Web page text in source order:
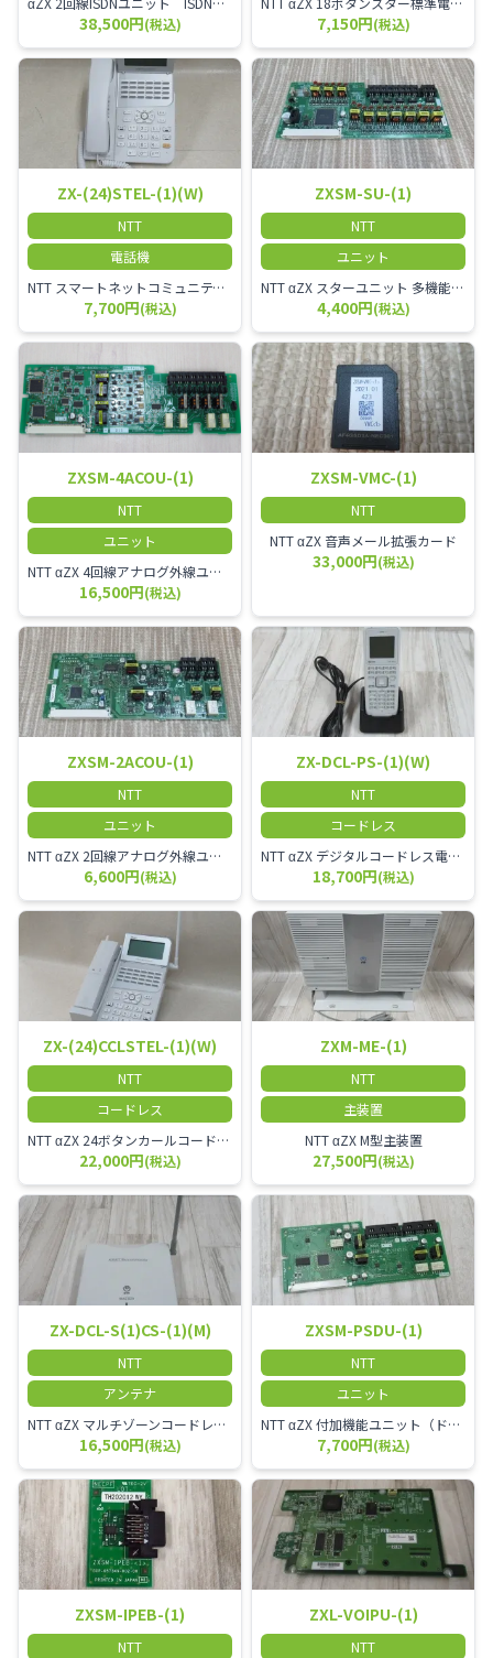
38,500円(税込) 7,150円(税込)
ZX-(24)STEL-(1)(W)
NTT
電話機
NTT スマートネットコミュニティαZX 24ボタンスター標準電話機
7,700円(税込)
ZXSM-SU-(1)
NTT
ユニット
NTT αZX スターユニット 多機能電話機ユニット
4,400円(税込)
ZXSM-4ACOU-(1)
NTT
ユニット
NTT αZX 4回線アナログ外線ユニット アナログ4ch収容ユニット
16,500円(税込)
ZXSM-VMC-(1)
NTT
NTT αZX 音声メール拡張カード
33,000円(税込)
ZXSM-2ACOU-(1)
NTT
ユニット
NTT αZX 2回線アナログ外線ユニット
6,600円(税込)
ZX-DCL-PS-(1)(W)
NTT
コードレス
NTT αZX デジタルコードレス電話機 対応主装置及びアンテナを使用してご利用いただけます。 特に工場や倉庫等、オフィスから離れたところで作業をされている方に適しています。
18,700円(税込)
ZX-(24)CCLSTEL-(1)(W)
NTT
コードレス
NTT αZX 24ボタンカールコードレス電話機 無線タイプ、電話機と子機が離れるタイプのカールコードレス電話機です。 決裁者様等、オフィス内を頻繁に動かれる方のご使用が多いです。
22,000円(税込)
ZXM-ME-(1)
NTT
主装置
NTT αZX M型主装置
27,500円(税込)
ZX-DCL-S(1)CS-(1)(M)
NTT
アンテナ
NTT αZX マルチゾーンコードレススターアンテナ(マスター)
16,500円(税込)
ZXSM-PSDU-(1)
NTT
ユニット
NTT αZX 付加機能ユニット（ドアホンなど）
7,700円(税込)
ZXSM-IPEB-(1)
NTT
ZXL-VOIPU-(1)
NTT